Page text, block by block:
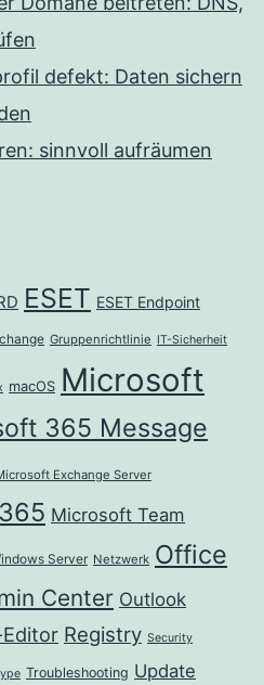
defekt: Daten sichern
sinnvoll aufräumen
ESET ESET Endpoint
Gruppenrichtlinie IT-Sicherheit
macOS Microsoft
365 Message
Exchange Server
Microsoft Team
Server Netzwerk Office
Center Outlook
Registry Security
Troubleshooting Update